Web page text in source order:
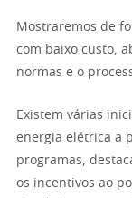
Mostraremos de
com baixo custo,
normas e o
Existem várias
energia elétrica a
programas,
os incentivos ao